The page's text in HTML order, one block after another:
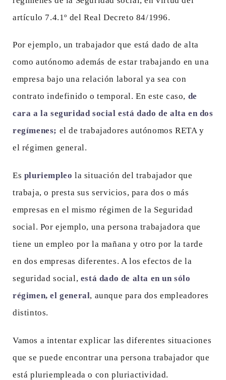
artículo 7.4.1º del Real Decreto 84/1996.
Por ejemplo, un trabajador que está dado de alta
como autónomo además de estar trabajando en una
empresa bajo una relación laboral ya sea con
contrato indefinido o temporal. En este caso, de
cara a la seguridad social está dado de alta en dos
regímenes; el de trabajadores autónomos RETA y
el régimen general.
Es pluriempleo la situación del trabajador que
trabaja, o presta sus servicios, para dos o más
empresas en el mismo régimen de la Seguridad
social. Por ejemplo, una persona trabajadora que
tiene un empleo por la mañana y otro por la tarde
en dos empresas diferentes. A los efectos de la
seguridad social, está dado de alta en un sólo
régimen, el general, aunque para dos empleadores
distintos.
Vamos a intentar explicar las diferentes situaciones
que se puede encontrar una persona trabajador que
está pluriempleada o con pluriactividad.